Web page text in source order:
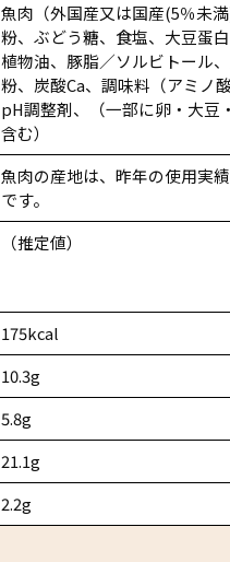
魚肉（外国産又は国産(5％未
粉、ぶどう糖、食塩、大豆蛋白
植物油、豚脂／ソルビトール
粉、炭酸Ca、調味料（アミノ酸
pH調整剤、（一部に卵・大豆
含む）
魚肉の産地は、昨年の使用実
です。
（推定値）
175kcal
10.3g
5.8g
21.1g
2.2g